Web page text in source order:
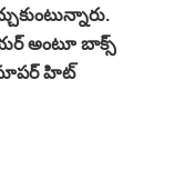
అంటూ బాక్స్
హిట్